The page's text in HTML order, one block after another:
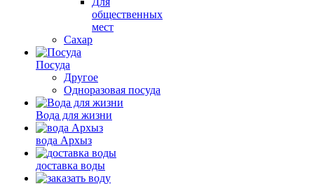
общественных
мест
Сахар
Посуда
Другое
Одноразовая посуда
Вода для жизни
вода Архыз
доставка воды